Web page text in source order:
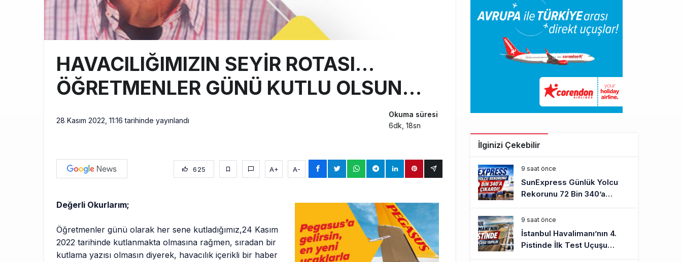
HAVACILIĞIMIZIN SEYİR ROTASI…
ÖĞRETMENLER GÜNÜ KUTLU OLSUN…
28 Kasım 2022, 11:16 tarihinde yayınlandı
Okuma süresi
6dk, 18sn
625 A+ A-
Değerli Okurlarım;
Öğretmenler günü olarak her sene kutladığımız,24 Kasım
2022 tarihinde kutlanmakta olmasına rağmen, sıradan bir
kutlama yazısı olmasın diyerek, havacılık içerikli bir haber
İlginizi Çekebilir
9 saat önce
SunExpress Günlük Yolcu
Rekorunu 72 Bin 340’a
Çıkardı
9 saat önce
İstanbul Havalimanı’nın 4.
Pistinde İlk Test Uçuşu
Yapıldı